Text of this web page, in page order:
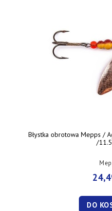
Błystka obrotowa Mepps /
/
DO